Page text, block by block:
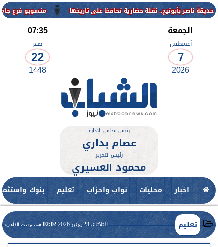
منسوبو فرع جامعة الأزهر للوجه القبلي
الجمعة
أغسطس
7
2026
07:35
صفر
22
1448
رئيس مجلس الإدارة
عصام بداري
رئيس التحرير
محمود العسيري
اخبار محليات نواب واحزاب تعليم بنوك
تعليم الثلاثاء، 23 يونيو 2026 02:02 مـ بتوقيت القاهرة